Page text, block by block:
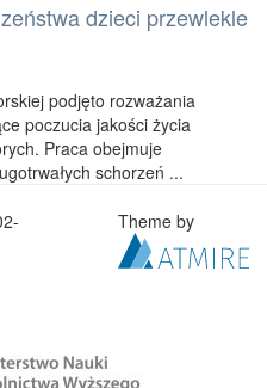
dzieci przewlekle
podjęto rozważania
poczucia jakości życia
Praca obejmuje
schorzeń ...
Theme by